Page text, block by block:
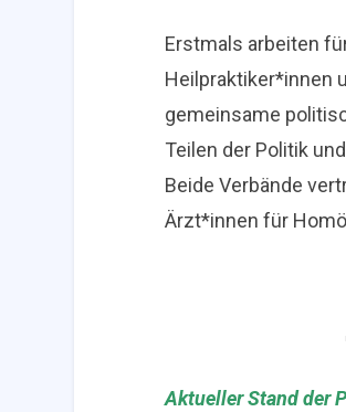
Erstmals arbeiten
Heilpraktiker*innen
gemeinsame
Teilen der Politik
Beide Verbände
Ärzt*innen für
Aktueller Stand der